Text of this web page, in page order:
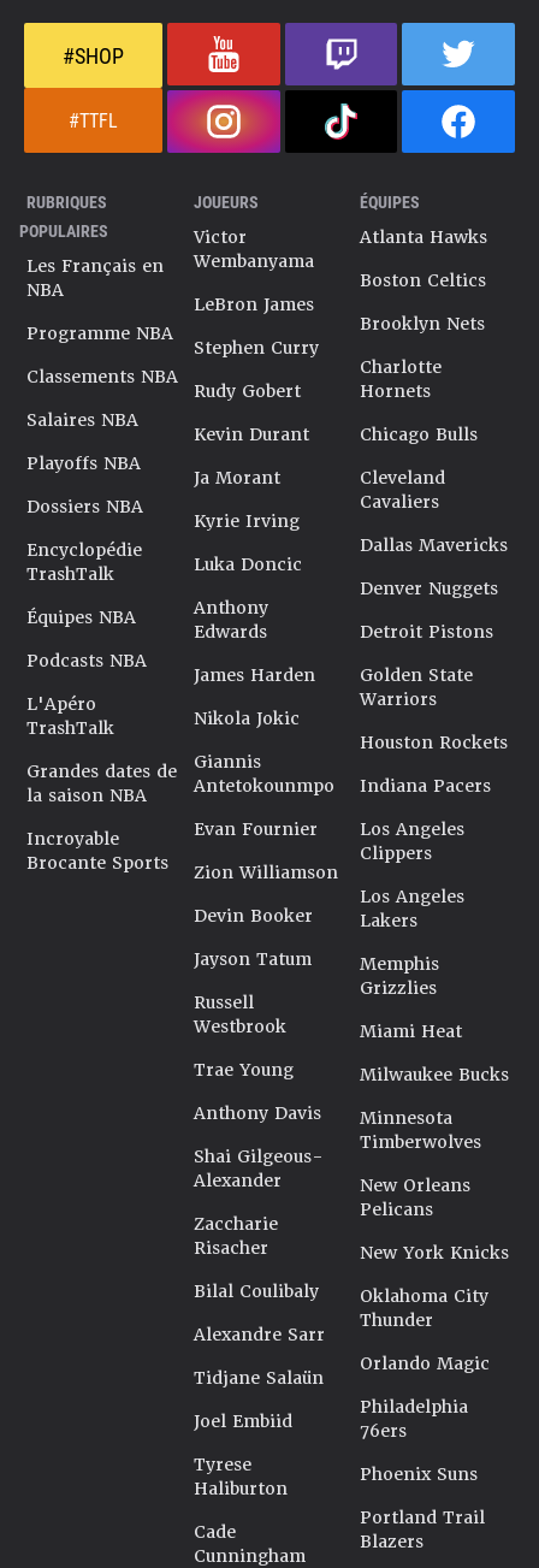
#SHOP
#TTFL
RUBRIQUES
POPULAIRES
Les Français en
NBA
Programme NBA
Classements NBA
Salaires NBA
Playoffs NBA
Dossiers NBA
Encyclopédie
TrashTalk
Équipes NBA
Podcasts NBA
L'Apéro
TrashTalk
Grandes dates de
la saison NBA
Incroyable
Brocante Sports
JOUEURS
Victor
Wembanyama
LeBron James
Stephen Curry
Rudy Gobert
Kevin Durant
Ja Morant
Kyrie Irving
Luka Doncic
Anthony
Edwards
James Harden
Nikola Jokic
Giannis
Antetokounmpo
Evan Fournier
Zion Williamson
Devin Booker
Jayson Tatum
Russell
Westbrook
Trae Young
Anthony Davis
Shai Gilgeous-
Alexander
Zaccharie
Risacher
Bilal Coulibaly
Alexandre Sarr
Tidjane Salaün
Joel Embiid
Tyrese
Haliburton
Cade
Cunningham
ÉQUIPES
Atlanta Hawks
Boston Celtics
Brooklyn Nets
Charlotte
Hornets
Chicago Bulls
Cleveland
Cavaliers
Dallas Mavericks
Denver Nuggets
Detroit Pistons
Golden State
Warriors
Houston Rockets
Indiana Pacers
Los Angeles
Clippers
Los Angeles
Lakers
Memphis
Grizzlies
Miami Heat
Milwaukee Bucks
Minnesota
Timberwolves
New Orleans
Pelicans
New York Knicks
Oklahoma City
Thunder
Orlando Magic
Philadelphia
76ers
Phoenix Suns
Portland Trail
Blazers